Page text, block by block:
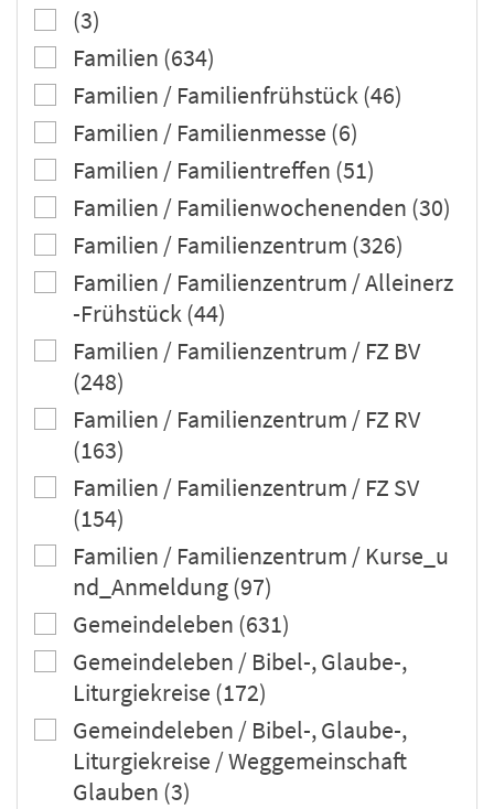
(3)
Familien (634)
Familien / Familienfrühstück (46)
Familien / Familienmesse (6)
Familien / Familientreffen (51)
Familien / Familienwochenenden (30)
Familien / Familienzentrum (326)
Familien / Familienzentrum / Alleinerz
-Frühstück (44)
Familien / Familienzentrum / FZ BV
(248)
Familien / Familienzentrum / FZ RV
(163)
Familien / Familienzentrum / FZ SV
(154)
Familien / Familienzentrum / Kurse_u
nd_Anmeldung (97)
Gemeindeleben (631)
Gemeindeleben / Bibel-, Glaube-,
Liturgiekreise (172)
Gemeindeleben / Bibel-, Glaube-,
Liturgiekreise / Weggemeinschaft
Glauben (3)